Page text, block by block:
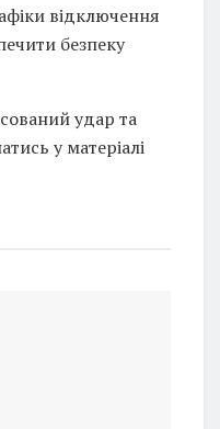
відключення
безпеку
удар та
у матеріалі